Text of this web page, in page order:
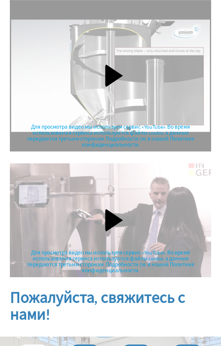
Для просмотра видео мы используем сервис «YouTube». Во время
использования сервиса используются файлы cookie, а данные
передаются третьим сторонам. Подробности см. в нашей Политике
конфиденциальности.
Для просмотра видео мы используем сервис «YouTube». Во время
использования сервиса используются файлы cookie, а данные
передаются третьим сторонам. Подробности см. в нашей Политике
конфиденциальности.
Пожалуйста, свяжитесь с
нами!